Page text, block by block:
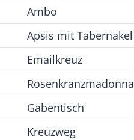
Ambo
Apsis mit Tabernakel
Emailkreuz
Rosenkranzmadonna
Gabentisch
Kreuzweg